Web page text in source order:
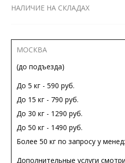
НАЛИЧИЕ НА СКЛАДАХ
МОСКВА
(до подъезда)
До 5 кг - 590 руб.
До 15 кг - 790 руб.
До 30 кг - 1290 руб.
До 50 кг - 1490 руб.
Более 50 кг по запросу у
Дополнительные услуги